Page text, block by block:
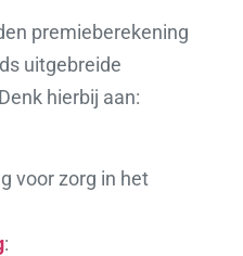
premieberekening
uitgebreide
hierbij aan:
voor zorg in het
: